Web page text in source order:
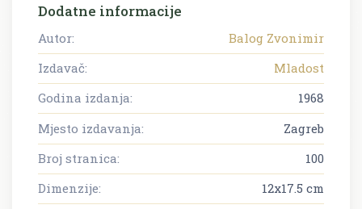
Dodatne informacije
Autor:
Balog Zvonimir
Izdavač:
Mladost
Godina izdanja:
1968
Mjesto izdavanja:
Zagreb
Broj stranica:
100
Dimenzije:
12x17.5 cm